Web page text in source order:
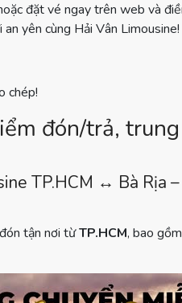
đặt vé ngay trên web và
an yên cùng Hải Vân Limousine!
chép!
đón/trả,
TP.HCM ↔ Bà Rịa
tận nơi từTP.HCM, bao gồm